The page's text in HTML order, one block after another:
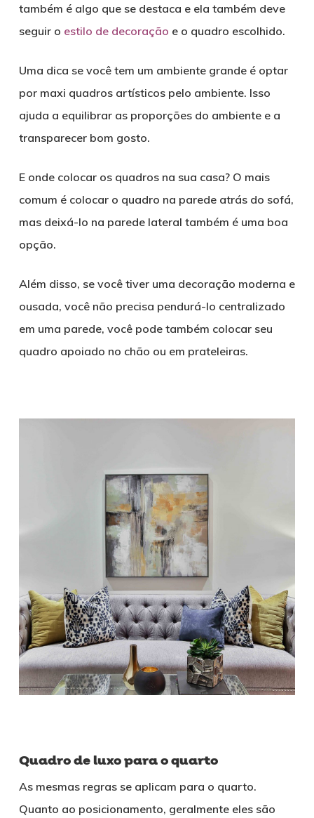
também é algo que se destaca e ela também deve
seguir o estilo de decoração e o quadro escolhido.
Uma dica se você tem um ambiente grande é optar
por maxi quadros artísticos pelo ambiente. Isso
ajuda a equilibrar as proporções do ambiente e a
transparecer bom gosto.
E onde colocar os quadros na sua casa? O mais
comum é colocar o quadro na parede atrás do sofá,
mas deixá-lo na parede lateral também é uma boa
opção.
Além disso, se você tiver uma decoração moderna e
ousada, você não precisa pendurá-lo centralizado
em uma parede, você pode também colocar seu
quadro apoiado no chão ou em prateleiras.
Quadro de luxo para o quarto
As mesmas regras se aplicam para o quarto.
Quanto ao posicionamento, geralmente eles são